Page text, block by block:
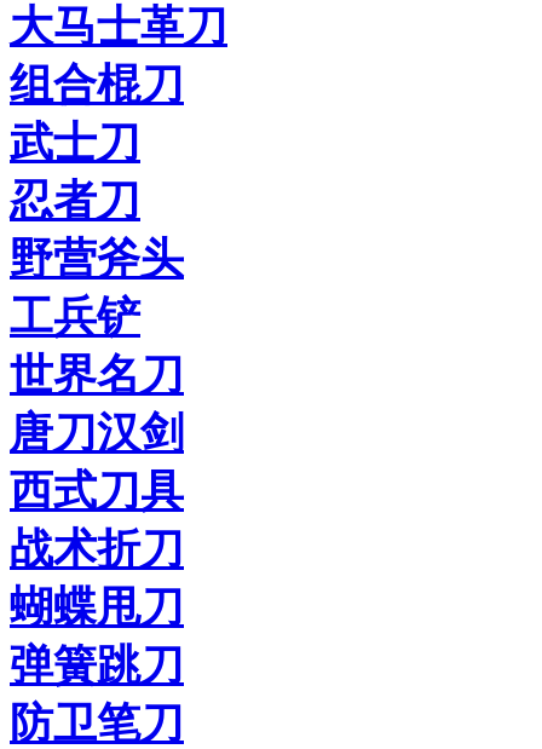
大马士革刀
组合棍刀
武士刀
忍者刀
野营斧头
工兵铲
世界名刀
唐刀汉剑
西式刀具
战术折刀
蝴蝶甩刀
弹簧跳刀
防卫笔刀